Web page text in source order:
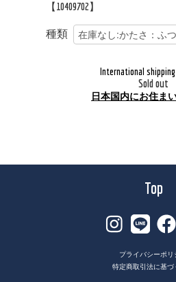
【10409702】
種類
International
Sold out
日本国内にお住ま
Top
プライバシーポリ
特定商取引法に基づ